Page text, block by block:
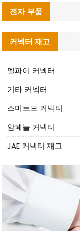
전자 부품
커넥터 재고
델파이 커넥터
기타 커넥터
스미토모 커넥터
암페놀 커넥터
JAE 커넥터 재고